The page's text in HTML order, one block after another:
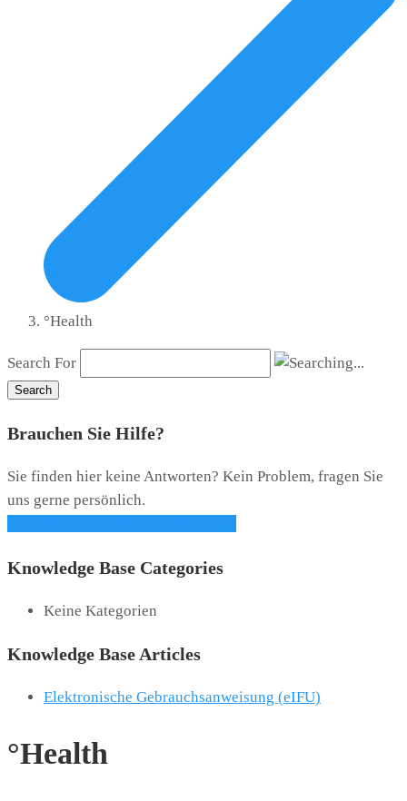
°Health
Search For
Search
Brauchen Sie Hilfe?
Sie finden hier keine Antworten? Kein Problem, fragen Sie
uns gerne persönlich.
Knowledge Base Categories
Keine Kategorien
Knowledge Base Articles
Elektronische Gebrauchsanweisung (eIFU)
°Health